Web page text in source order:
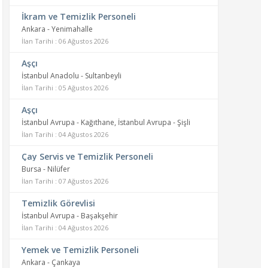
İkram ve Temizlik Personeli
Ankara - Yenimahalle
İlan Tarihi : 06 Ağustos 2026
Aşçı
İstanbul Anadolu - Sultanbeyli
İlan Tarihi : 05 Ağustos 2026
Aşçı
İstanbul Avrupa - Kağıthane, İstanbul Avrupa - Şişli
İlan Tarihi : 04 Ağustos 2026
Çay Servis ve Temizlik Personeli
Bursa - Nilüfer
İlan Tarihi : 07 Ağustos 2026
Temizlik Görevlisi
İstanbul Avrupa - Başakşehir
İlan Tarihi : 04 Ağustos 2026
Yemek ve Temizlik Personeli
Ankara - Çankaya